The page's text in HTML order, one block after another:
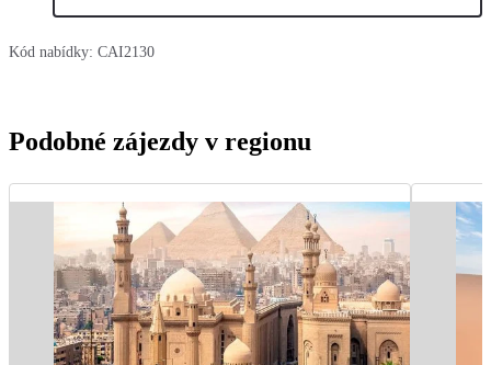
Kód nabídky: CAI2130
Podobné zájezdy v regionu